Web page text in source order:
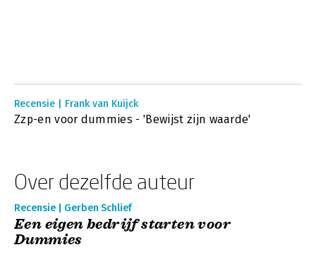
Recensie | Frank van Kuijck
Zzp-en voor dummies - 'Bewijst zijn waarde'
Over dezelfde auteur
Recensie | Gerben Schlief
Een eigen bedrijf starten voor
Dummies